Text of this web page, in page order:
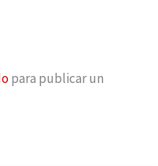
para publicar un